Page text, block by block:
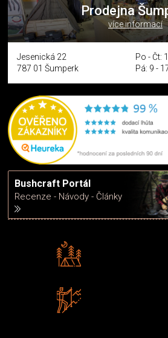
Prodejna
více informací
Jesenická 22
787 01 Šumperk
Po - Čt:
Pá: 9 -
Bushcraft Portál
Recenze - Návody - Články